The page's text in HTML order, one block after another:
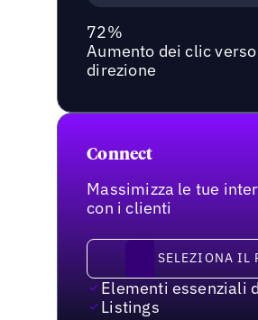
72%
Aumento dei clic
direzione
Connect
Massimizza le tue
con i clienti
Seleziona il piano
SELEZIONA IL
Elementi essenziali
Listings